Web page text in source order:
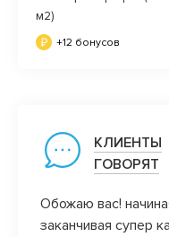
м2)
+12 бонусов
КЛИЕНТЫ
ГОВОРЯТ
Обожаю вас!
заканчивая супер